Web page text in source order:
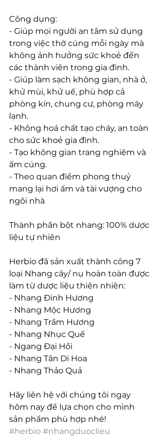
Công dụng:
- Giúp mọi người an tâm sử dụng
trong việc thờ cúng mỗi ngày mà
không ảnh hưởng sức khoẻ đến
các thành viên trong gia đình.
- Giúp làm sạch không gian, nhà ở,
khử mùi, khử uế, phù hợp cả
phòng kín, chung cư, phòng máy
lạnh.
- Không hoá chất tạo cháy, an toàn
cho sức khoẻ gia đình.
- Tạo không gian trang nghiêm và
ấm cúng.
- Theo quan điểm phong thuỷ
mang lại hơi ấm và tài vượng cho
ngôi nhà
Thành phần bột nhang: 100% dược
liệu tự nhiên
Herbio đã sản xuất thành công 7
loại Nhang cây/ nụ hoàn toàn được
làm từ dược liệu thiên nhiên:
- Nhang Đinh Hương
- Nhang Mộc Hương
- Nhang Trầm Hương
- Nhang Nhục Quế
- Ngang Đại Hồi
- Nhang Tân Di Hoa
- Nhang Thảo Quả
Hãy liên hệ với chúng tôi ngay
hôm nay để lựa chọn cho mình
sản phẩm phù hợp nhé!
#herbio #nhangduoclieu